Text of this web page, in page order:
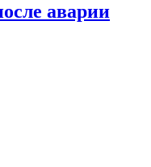
аварии